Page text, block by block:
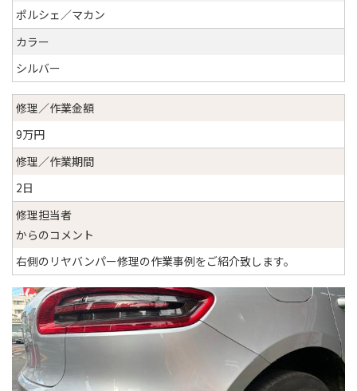
ポルシェ／マカン
カラー
シルバー
修理／作業金額
9万円
修理／作業期間
2日
修理担当者
からのコメント
右側のリヤバンパー修理の作業事例をご紹介致します。